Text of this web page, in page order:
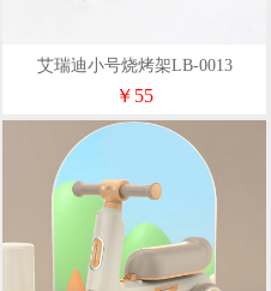
艾瑞迪小号烧烤架LB-0013
￥55